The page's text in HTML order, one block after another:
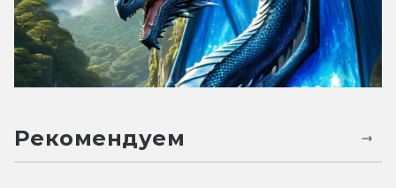
Рекомендуем